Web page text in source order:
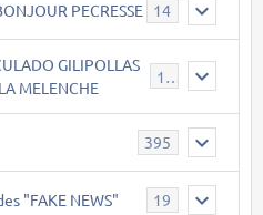
PECRESSE 14
GILIPOLLAS
MELENCHE
119
395
"FAKE NEWS" 19